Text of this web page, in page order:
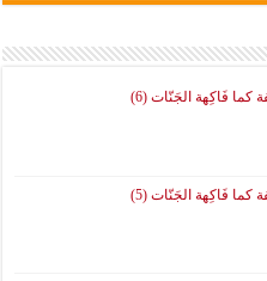
كما فَاكِهة الجَنّات (6)
كما فَاكِهة الجَنّات (5)